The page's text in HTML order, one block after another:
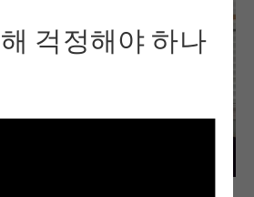
모달
걱정해야 하나